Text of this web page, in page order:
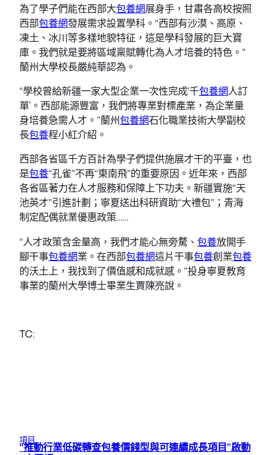
為了學子們能在西部大包養網展身手，甘肅各高校按照
西部包養網發展需求設置學科。“西部有沙漠、高原、
凍土、冰川等多樣地貌特征，這是學科發展的巨大寶
庫。我們就是要將區域稟賦轉化為人才培養的特色。”
蘭州大學校長嚴純華認為。
“學校曾給新疆一家大型企業一次性完成‘千包養網人訂
單’。西部能源豐富，我們將專業對標產業，為企業量
身培養急需人才。”蘭州包養網石化職業技術大學副校
長包養程小紅介紹。
西部各省區千方百計為學子們提供施展才干的平臺，也
是包養“孔雀”不再“東南飛”的重要原因。近年來，西部
各省區著力在人才服務和保障上下功夫。新疆實施“天
池英才”引進計劃；寧夏送出科研資助“大禮包”；青海
制定配偶就業優惠政策……
“人才政策含金量高，我們才能心無旁騖、 包養放開手
腳干事包養網業。在西部包養網這片干事包養創業包養
的沃土上，我找到了價值感和成就感。”投身寧夏教育
事業的蘭州大學博士畢業生賈陳亮說。
TC:
項目
“推動行業低碳轉查包養價錢型與可連續成長項目”啟動